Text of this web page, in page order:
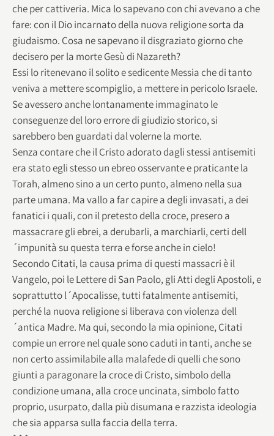
che per cattiveria. Mica lo sapevano con chi avevano a che
fare: con il Dio incarnato della nuova religione sorta da
giudaismo. Cosa ne sapevano il disgraziato giorno che
decisero per la morte Gesù di Nazareth?
Essi lo ritenevano il solito e sedicente Messia che di tanto
veniva a mettere scompiglio, a mettere in pericolo Israele.
Se avessero anche lontanamente immaginato le
conseguenze del loro errore di giudizio storico, si
sarebbero ben guardati dal volerne la morte.
Senza contare che il Cristo adorato dagli stessi antisemiti
era stato egli stesso un ebreo osservante e praticante la
Torah, almeno sino a un certo punto, almeno nella sua
parte umana. Ma vallo a far capire a degli invasati, a dei
fanatici i quali, con il pretesto della croce, presero a
massacrare gli ebrei, a derubarli, a marchiarli, certi dell
´impunità su questa terra e forse anche in cielo!
Secondo Citati, la causa prima di questi massacri è il
Vangelo, poi le Lettere di San Paolo, gli Atti degli Apostoli, e
soprattutto l´Apocalisse, tutti fatalmente antisemiti,
perché la nuova religione si liberava con violenza dell
´antica Madre. Ma qui, secondo la mia opinione, Citati
compie un errore nel quale sono caduti in tanti, anche se
non certo assimilabile alla malafede di quelli che sono
giunti a paragonare la croce di Cristo, simbolo della
condizione umana, alla croce uncinata, simbolo fatto
proprio, usurpato, dalla più disumana e razzista ideologia
che sia apparsa sulla faccia della terra.